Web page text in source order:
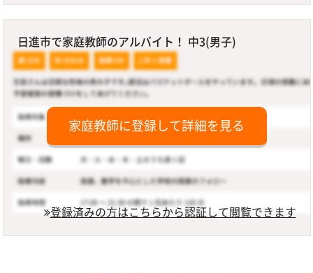
日進市で家庭教師のアルバイト！ 中3(男子)
家庭教師に登録して詳細を見る
登録済みの方はこちらから認証して閲覧できます